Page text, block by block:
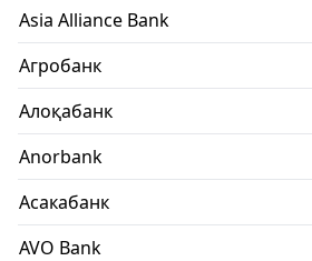
Asia Alliance Bank
Агробанк
Алоқабанк
Anorbank
Асакабанк
AVO Bank